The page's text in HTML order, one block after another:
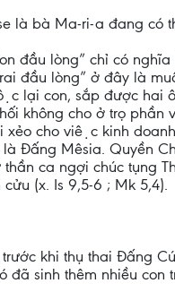
là bà Ma-ri-a đang có
đầu lòng” chỉ có
đầu lòng” ở đây là
lại con, sắp được hai
không cho ở trọ
xẻo cho việc kinh
Đấng Mêsia. Quyền
thần ca ngợi chúc
(x. Is 9,5-6 ; Mk 5,4).
khi thụ thai Đấng
sinh thêm nhiều con